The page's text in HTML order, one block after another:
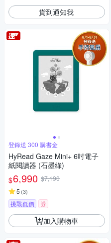
貨到通知我
登錄送 300 購書金
HyRead Gaze Mini+ 6吋電子
紙閱讀器 (石墨綠)
$6,990 $7,190
5 (3)
挑戰低價 券
加入購物車